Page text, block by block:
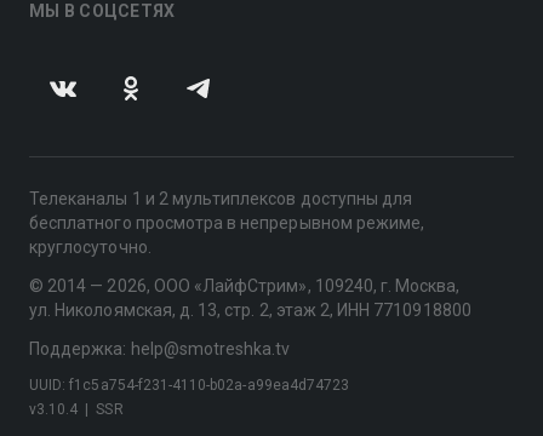
МЫ В СОЦСЕТЯХ
Телеканалы 1 и 2 мультиплексов доступны для
бесплатного просмотра в непрерывном режиме,
круглосуточно.
© 2014 — 2026, ООО «ЛайфСтрим», 109240, г. Москва,
ул. Николоямская, д. 13, стр. 2, этаж 2, ИНН 7710918800
Поддержка: help@smotreshka.tv
v3.10.4 SSR
UUID: f1c5a754-f231-4110-b02a-a99ea4d74723